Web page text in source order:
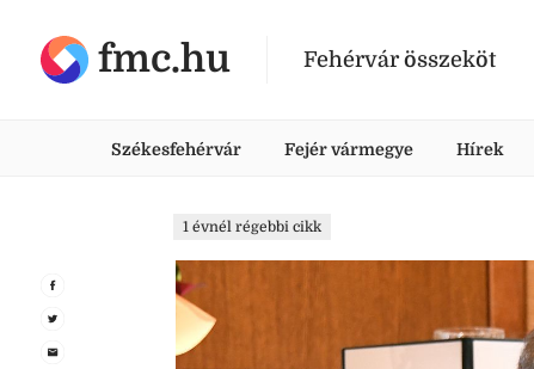
fmc.hu Fehérvár összeköt
Székesfehérvár Fejér vármegye Hírek
1 évnél régebbi cikk